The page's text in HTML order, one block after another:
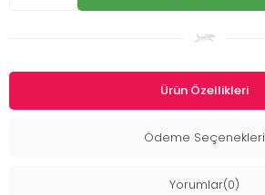
Ürün Özellikleri
Ödeme Seçenekleri
Yorumlar(0)